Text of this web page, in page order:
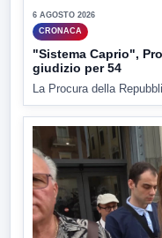
6 AGOSTO 2026
CRONACA
"Sistema Caprio",
giudizio per 54
La Procura della